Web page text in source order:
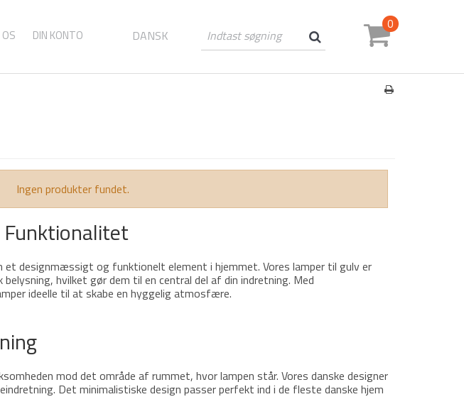
DIN KONTO DANSK
0
Ingen produkter fundet.
Funktionalitet
et designmæssigt og funktionelt element i hjemmet. Vores lamper til gulv er
hvilket gør dem til en central del af din indretning. Med
ideelle til at skabe en hyggelig atmosfære.
mod det område af rummet, hvor lampen står. Vores danske designer
Det minimalistiske design passer perfekt ind i de fleste danske hjem